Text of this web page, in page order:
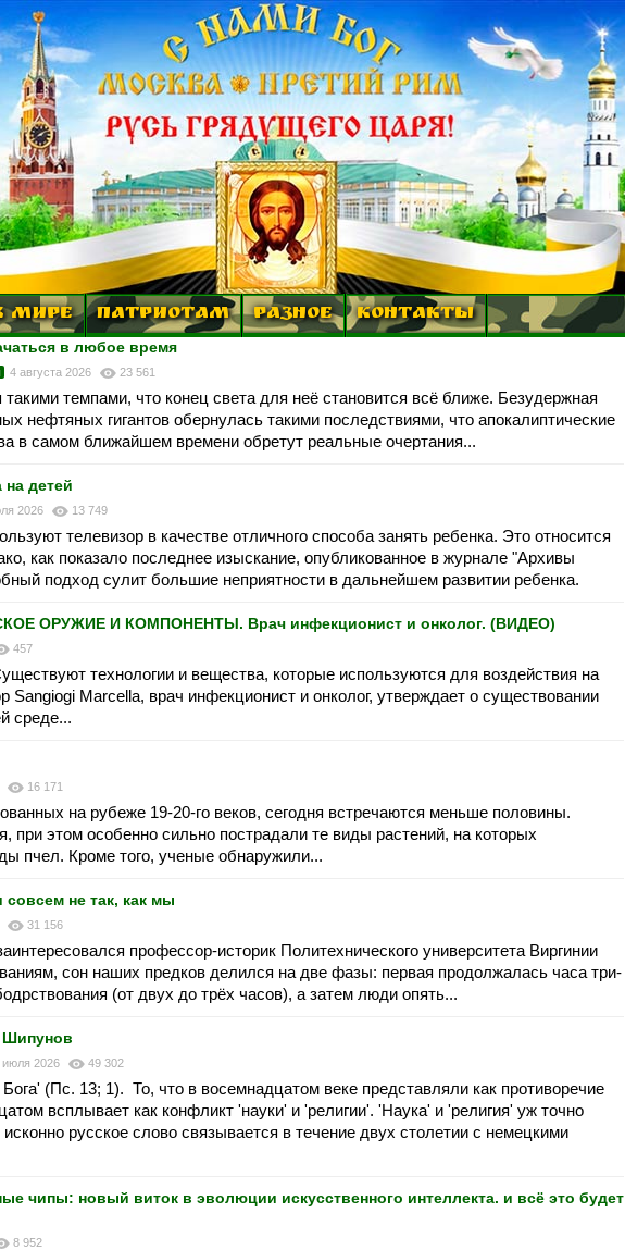
МИРЕ ПАТРИОТАМ РАЗНОЕ КОНТАКТЫ
в любое время
4 августа 2026 23 561
темпами, что конец света для неё становится всё ближе. Безудержная
нефтяных гигантов обернулась такими последствиями, что апокалиптические
в самом ближайшем времени обретут реальные очертания...
на детей
2026 13 749
телевизор в качестве отличного способа занять ребенка. Это относится
как показало последнее изыскание, опубликованное в журнале "Архивы
подход сулит большие неприятности в дальнейшем развитии ребенка.
ОРУЖИЕ И КОМПОНЕНТЫ. Врач инфекционист и онколог. (ВИДЕО)
457
технологии и вещества, которые используются для воздействия на
Marcella, врач инфекционист и онколог, утверждает о существовании
среде...
16 171
на рубеже 19-20-го веков, сегодня встречаются меньше половины.
при этом особенно сильно пострадали те виды растений, на которых
пчел. Кроме того, ученые обнаружили...
не так, как мы
31 156
профессор-историк Политехнического университета Виргинии
сон наших предков делился на две фазы: первая продолжалась часа три-
(от двух до трёх часов), а затем люди опять...
Шипунов
июля 2026 49 302
(Пс. 13; 1). То, что в восемнадцатом веке представляли как противоречие
всплывает как конфликт 'науки' и 'религии'. 'Наука' и 'религия' уж точно
русское слово связывается в течение двух столетии с немецкими
новый виток в эволюции искусственного интеллекта. и всё это будет
8 952